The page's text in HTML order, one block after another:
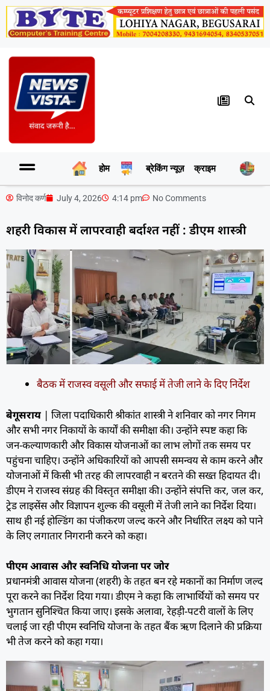
होम ब्रेकिंग न्यूज़ क्राइम
विनोद कर्ण July 4, 2026 4:14 pm No Comments
शहरी विकास में लापरवाही बर्दाश्त नहीं : डीएम शास्त्री
बैठक में राजस्व वसूली और सफाई में तेजी लाने के दिए निर्देश
बेगूसराय | जिला पदाधिकारी श्रीकांत शास्त्री ने शनिवार को नगर निगम
और सभी नगर निकायों के कार्यों की समीक्षा की। उन्होंने स्पष्ट कहा कि
जन-कल्याणकारी और विकास योजनाओं का लाभ लोगों तक समय पर
पहुंचना चाहिए। उन्होंने अधिकारियों को आपसी समन्वय से काम करने और
योजनाओं में किसी भी तरह की लापरवाही न बरतने की सख्त हिदायत दी।
डीएम ने राजस्व संग्रह की विस्तृत समीक्षा की। उन्होंने संपत्ति कर, जल कर,
ट्रेड लाइसेंस और विज्ञापन शुल्क की वसूली में तेजी लाने का निर्देश दिया।
साथ ही नई होल्डिंग का पंजीकरण जल्द करने और निर्धारित लक्ष्य को पाने
के लिए लगातार निगरानी करने को कहा।
पीएम आवास और स्वनिधि योजना पर जोर
प्रधानमंत्री आवास योजना (शहरी) के तहत बन रहे मकानों का निर्माण जल्द
पूरा करने का निर्देश दिया गया। डीएम ने कहा कि लाभार्थियों को समय पर
भुगतान सुनिश्चित किया जाए। इसके अलावा, रेहड़ी-पटरी वालों के लिए
चलाई जा रही पीएम स्वनिधि योजना के तहत बैंक ऋण दिलाने की प्रक्रिया
भी तेज करने को कहा गया।